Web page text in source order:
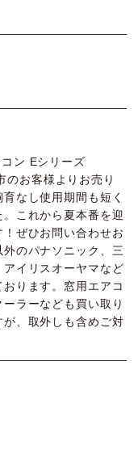
ン Eシリーズ
お客様よりお売り
なし使用期間も短く
これから夏本番を迎
ぜひお問い合わせお
のパナソニック、三
イリスオーヤマなど
ります。窓用エアコ
ラーなども買い取り
、取外しも含めご対